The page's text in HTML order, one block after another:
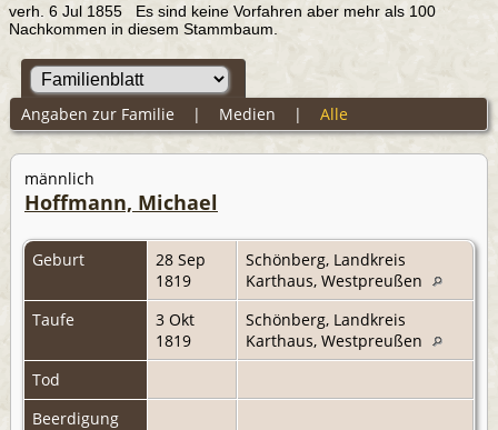
verh. 6 Jul 1855 Es sind keine Vorfahren aber mehr als 100
Nachkommen in diesem Stammbaum.
Angaben zur Familie | Medien | Alle
männlich
Hoffmann, Michael
Geburt
28 Sep
1819
Schönberg, Landkreis
Karthaus, Westpreußen
Taufe
3 Okt
1819
Schönberg, Landkreis
Karthaus, Westpreußen
Tod
Beerdigung